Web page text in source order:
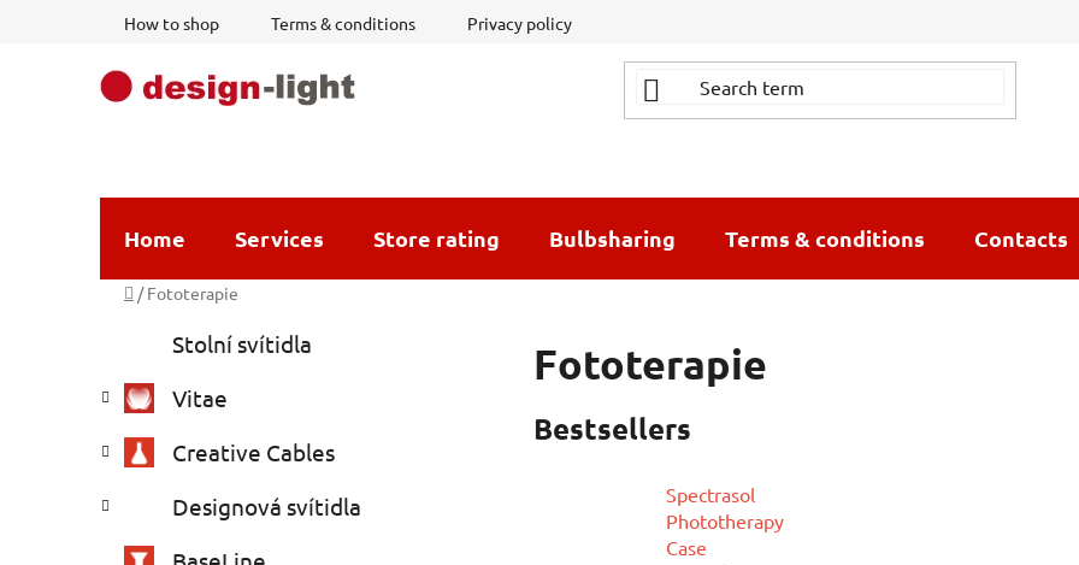
How to shop Terms & conditions Privacy policy
Home Services Store rating Bulbsharing Terms & conditions Contacts
Home
/ Fototerapie
d
b
r
categories
e
o
i
Stolní svítidla
Vitae
Creative Cables
Designová svítidla
Fototerapie
Bestsellers
Spectrasol
Phototherapy
Case